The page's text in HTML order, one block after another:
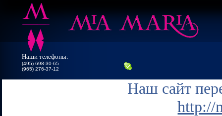
Наши телефоны:
(495) 698-30-65
(965) 276-37-12
Наш сайт
http://